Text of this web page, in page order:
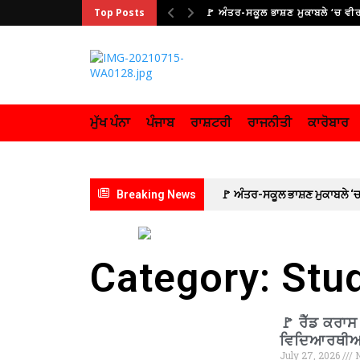
Top Posts 🚩 ਅੰਤਰ-ਸਕੂਲ ਭਾਸ਼ਣ ਮੁਕਾਬਲੇ ‘ਚ
ਮੁੱਖ ਪੰਨਾ ਪੰਜਾਬ ਰਾਸ਼ਟਰੀ ਰਾਜਨੀਤੀ ਕਾਰੋਬਾਰ
Breaking News 🚩 ਅੰਤਰ-ਸਕੂਲ ਭਾਸ਼ਣ ਮੁਕਾਬਲੇ
ਭਰਵਾਂ ਸਵਾਗਤ : ਗੁਰਵਿੰਦਰ ਕਾਂਸਲ
Category:
🚩 ਰੈੱਡ
July 27, 2026